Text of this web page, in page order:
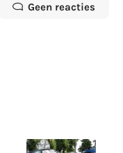
Geen reacties